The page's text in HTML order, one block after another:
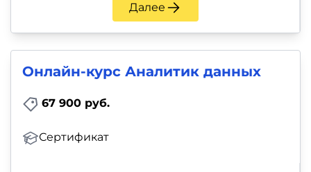
Далее
Онлайн-курс Аналитик данных
67 900 руб.
Сертификат